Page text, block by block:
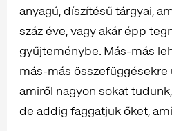
anyagú, díszítésű tárgyai,
száz éve, vagy akár épp
gyűjteménybe. Más-más
más-más összefüggésekre
amiről nagyon sokat
de addig faggatjuk őket,